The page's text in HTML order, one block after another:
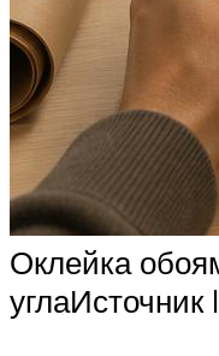
Оклейка